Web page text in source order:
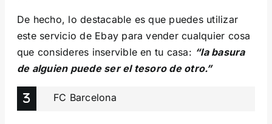
De hecho, lo destacable es que puedes utilizar
este servicio de Ebay para vender cualquier cosa
que consideres inservible en tu casa: “la basura
de alguien puede ser el tesoro de otro.”
FC Barcelona